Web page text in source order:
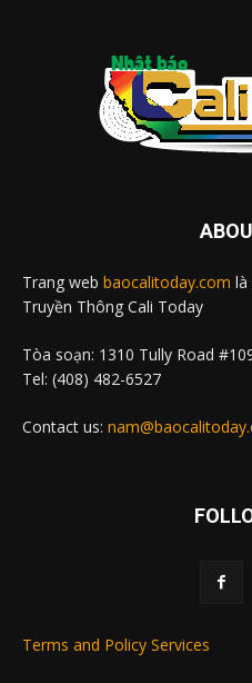
Trang web baocalitoday.com là
Truyền Thông Cali Today
Tòa soạn: 1310 Tully Road
Tel: (408) 482-6527
Contact us:
Terms and Policy Services